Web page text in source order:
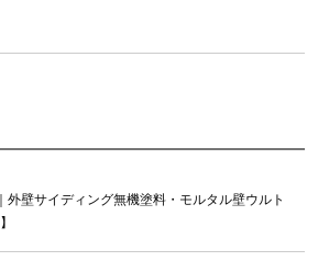
外壁サイディング無機塗料・モルタル壁ウルト